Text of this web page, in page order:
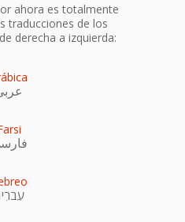
ahora es totalmente
traducciones de los
derecha a izquierda: